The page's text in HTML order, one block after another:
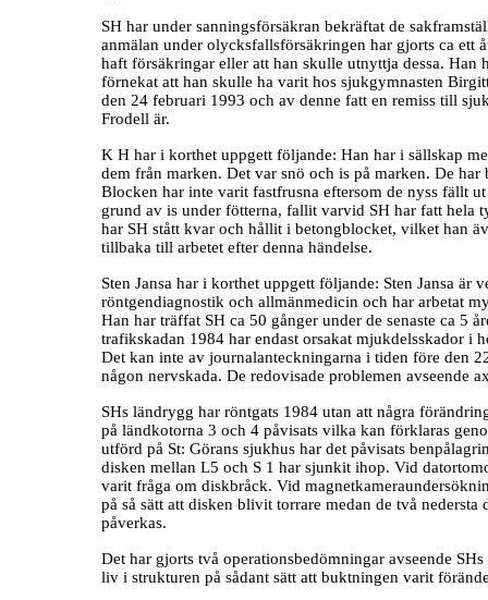
SH har under sanningsförsäkran bekräftat de
anmälan under olycksfallsförsäkringen har gjorts ca ett
haft försäkringar eller att han skulle utnyttja dessa.
förnekat att han skulle ha varit hos sjukgymnasten
den 24 februari 1993 och av denne fatt en remiss till
Frodell är.
K H har i korthet uppgett följande: Han har i sällskap
dem från marken. Det var snö och is på marken. De
Blocken har inte varit fastfrusna eftersom de nyss fällt
grund av is under fötterna, fallit varvid SH har fatt hela
har SH stått kvar och hållit i betongblocket, vilket han
tillbaka till arbetet efter denna händelse.
Sten Jansa har i korthet uppgett följande: Sten Jansa
röntgendiagnostik och allmänmedicin och har arbetat
Han har träffat SH ca 50 gånger under de senaste ca 5
trafikskadan 1984 har endast orsakat mjukdelsskador i
Det kan inte av journalanteckningarna i tiden före den
någon nervskada. De redovisade problemen avseende
SHs ländrygg har röntgats 1984 utan att några
på ländkotorna 3 och 4 påvisats vilka kan förklaras
utförd på St: Görans sjukhus har det påvisats
disken mellan L5 och S 1 har sjunkit ihop. Vid
varit fråga om diskbråck. Vid
på så sätt att disken blivit torrare medan de två
påverkas.
Det har gjorts två operationsbedömningar avseende
liv i strukturen på sådant sätt att buktningen varit